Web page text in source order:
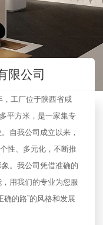
限公司
，工厂位于陕西省咸
平方米，是一家集专
自我公司成立以来，
性、多元化，不断推
。我公司凭借准确的
用我们的专业为您服
确的路”的风格和发展